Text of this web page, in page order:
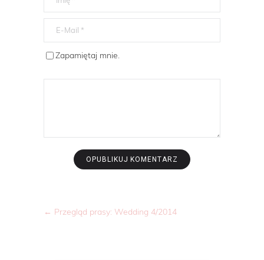
Zapamiętaj mnie.
← Przegląd prasy: Wedding 4/2014